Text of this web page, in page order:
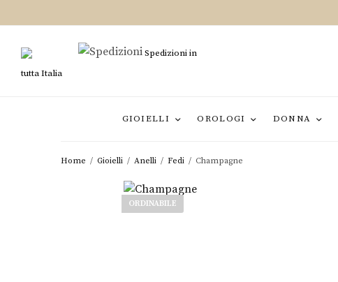
Spedizioni in
tutta Italia
GIOIELLI OROLOGI DONNA
Home / Gioielli / Anelli / Fedi / Champagne
ORDINABILE